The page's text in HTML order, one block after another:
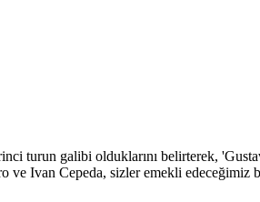
turun galibi olduklarını belirterek,
ve Ivan Cepeda, sizler emekli edeceğimiz